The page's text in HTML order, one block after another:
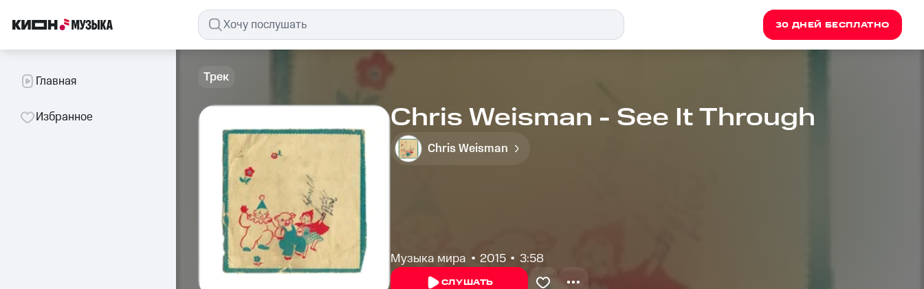
30 ДНЕЙ БЕСПЛАТНО
Главная
Избранное
Трек
Chris Weisman - See It Through
Chris Weisman
Музыка мира 2015 3:58
СЛУШАТЬ